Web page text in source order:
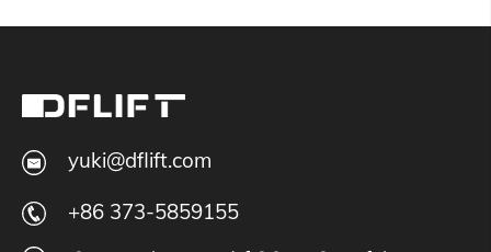
yuki@dflift.com
+86 373-5859155